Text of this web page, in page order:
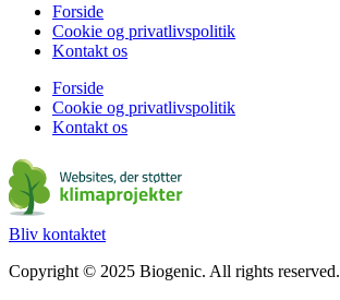
Forside
Cookie og privatlivspolitik
Kontakt os
Forside
Cookie og privatlivspolitik
Kontakt os
Bliv kontaktet
Copyright © 2025 Biogenic. All rights reserved.